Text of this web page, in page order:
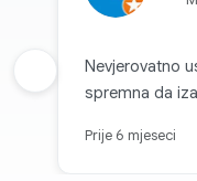
Nevjerovatno
spremna da
Prije 6 mjeseci
Prethodna recenzija